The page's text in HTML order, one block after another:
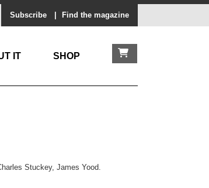
Subscribe Find the magazine
IT SHOP
Stuckey, James Yood.